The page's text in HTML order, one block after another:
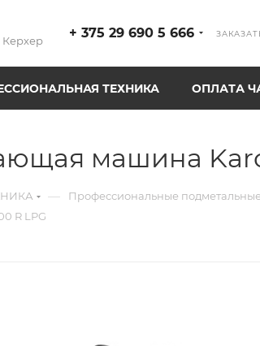
+ 375 29 690 5 666
ТЕХНИКА ОПЛАТА
машина
— Профессиональные
R LPG